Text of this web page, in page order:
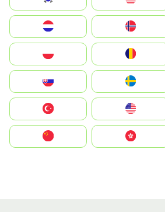
United States
中國香港特別行政區